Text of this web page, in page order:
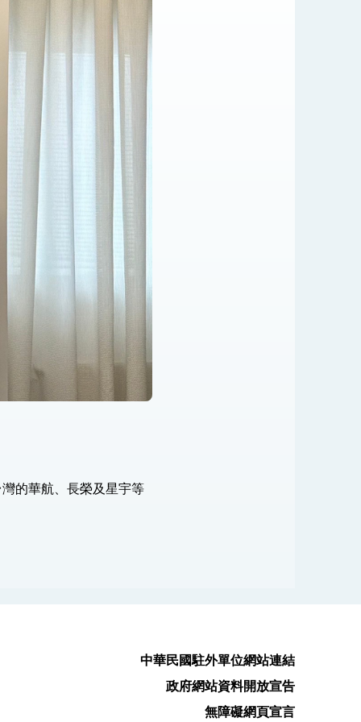
的華航、長榮及星宇等
中華民國駐外單位網站連結
政府網站資料開放宣告
無障礙網頁宣言